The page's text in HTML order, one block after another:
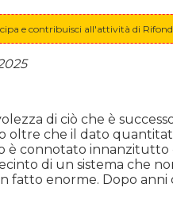
e contribuisci all'attività di
di ciò che è
oltre che il dato
connotato innanzitutto
di un sistema che
fatto enorme. Dopo anni